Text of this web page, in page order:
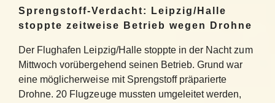
Sprengstoff-Verdacht: Leipzig/Halle
stoppte zeitweise Betrieb wegen Drohne
Der Flughafen Leipzig/Halle stoppte in der Nacht zum
Mittwoch vorübergehend seinen Betrieb. Grund war
eine möglicherweise mit Sprengstoff präparierte
Drohne. 20 Flugzeuge mussten umgeleitet werden,